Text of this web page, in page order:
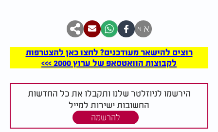
א א
רוצים להישאר מעודכנים? לחצו כאן להצטרפות
לקבוצות הוואטסאפ של ערוץ 2000 >>>
הירשמו לניוזלטר שלנו ותקבלו את כל החדשות
החשובות ישירות למייל
להרשמה